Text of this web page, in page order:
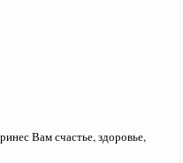
Вам счастье, здоровье,